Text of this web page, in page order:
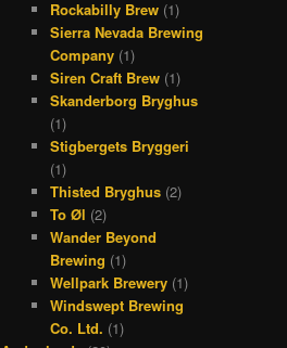
Rockabilly Brew (1)
Sierra Nevada Brewing
Company (1)
Siren Craft Brew (1)
Skanderborg Bryghus
(1)
Stigbergets Bryggeri
(1)
Thisted Bryghus (2)
To Øl (2)
Wander Beyond
Brewing (1)
Wellpark Brewery (1)
Windswept Brewing
Co. Ltd. (1)